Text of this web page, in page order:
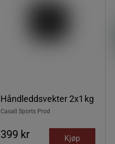
Håndleddsvekter 2x1 kg
Casall Sports Prod
399 kr Kjøp